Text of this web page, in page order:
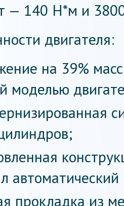
— 140 Н*м и
двигателя:
на 39%
моделью
прокладка из